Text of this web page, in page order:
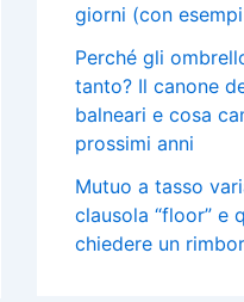
giorni (con
Perché gli
tanto? Il canone
balneari e cosa
prossimi anni
Mutuo a tasso
clausola “floor” e
chiedere un